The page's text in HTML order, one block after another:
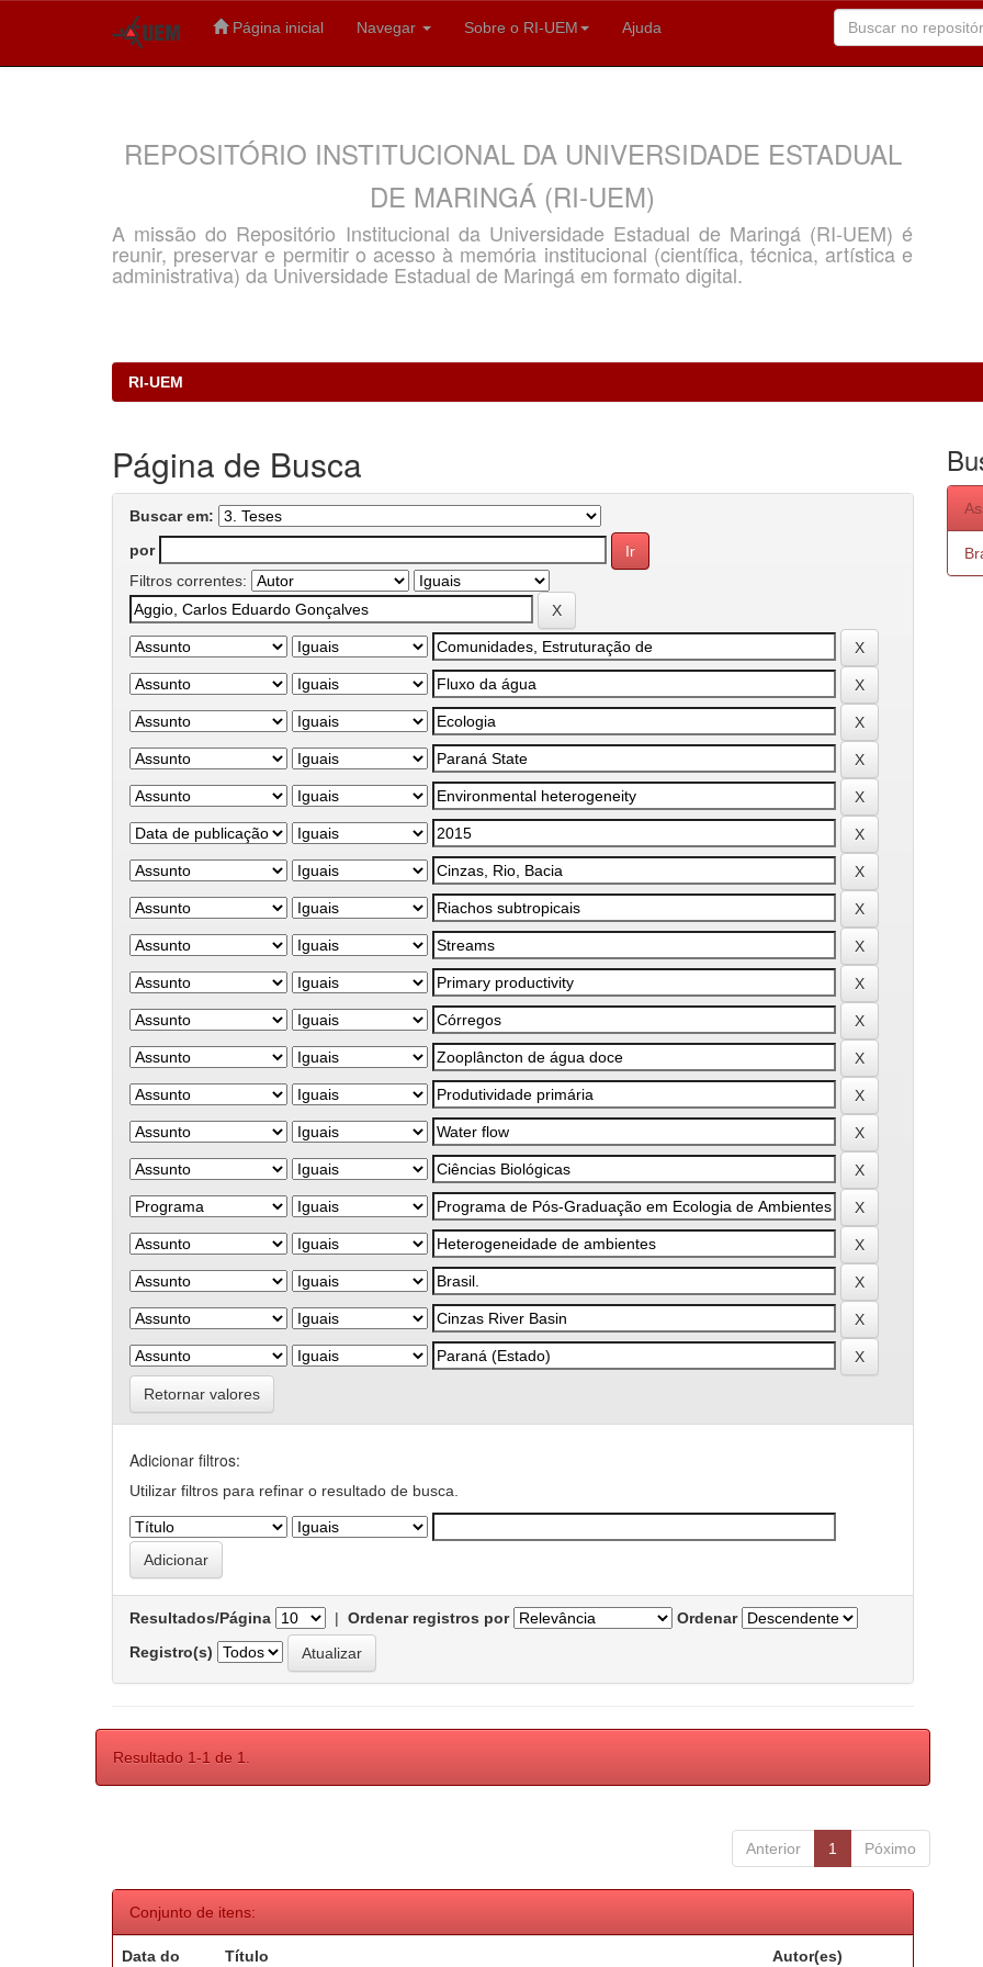
Página inicial Navegar Sobre o RI-UEM Ajuda
REPOSITÓRIO INSTITUCIONAL DA UNIVERSIDADE ESTADUAL
DE MARINGÁ (RI-UEM)
A missão do Repositório Institucional da Universidade Estadual de Maringá (RI-UEM) é
reunir, preservar e permitir o acesso à memória institucional (científica, técnica, artística e
administrativa) da Universidade Estadual de Maringá em formato digital.
RI-UEM
Página de Busca
Buscar em:
por
Filtros correntes:
Retornar valores
Adicionar filtros:
Utilizar filtros para refinar o resultado de busca.
Resultados/Página | Ordenar registros por
Ordenar
Registro(s)
Resultado 1-1 de 1.
Anterior 1 Póximo
Conjunto de itens:
Data do Título Autor(es)